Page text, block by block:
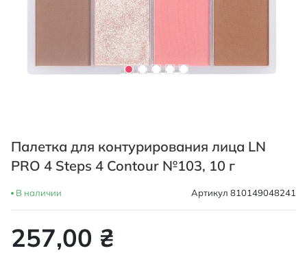
началу
галереи
изображений
Палетка для контурирования лица LN
PRO 4 Steps 4 Contour №103, 10 г
В наличии Артикул 810149048241
257,00 ₴